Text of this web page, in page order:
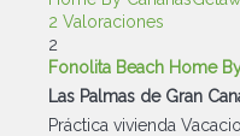
2 Valoraciones
2
Fonolita Beach Home
Las Palmas de Gran
Práctica vivienda